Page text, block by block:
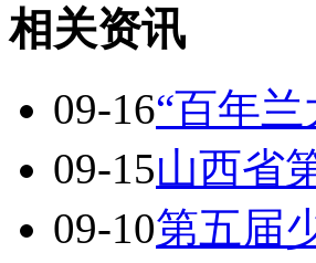
相关资讯
09-16“百年
09-15山西省
09-10第五届